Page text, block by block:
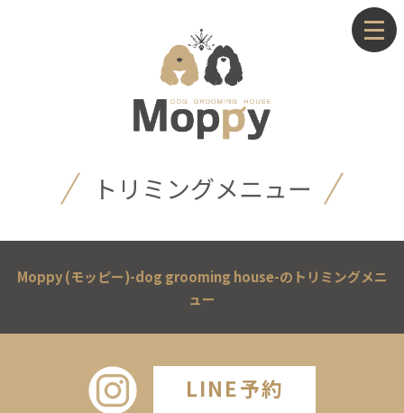
トリミングメニュー
Moppy (モッピー)-dog grooming house-のトリミングメニ
ュー
LINE予約